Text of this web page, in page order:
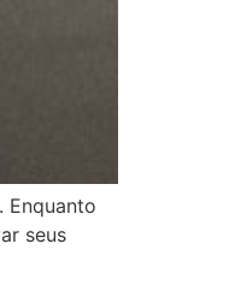
Enquanto
seus